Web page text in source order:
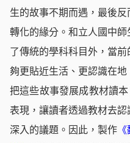
生的故事不期而遇，最後
轉化的緣分。和立人國中
了傳統的學科科目外，當
夠更貼近生活、更認識在
把這些故事發展成教材讀
表現，讓讀者透過教材去
深入的議題。因此，製作